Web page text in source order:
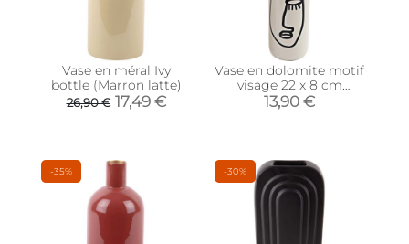
Vase en méral Ivy
bottle (Marron latte)
26,90 € 17,49 €
Vase en dolomite motif
visage 22 x 8 cm
(Modèle 1)
13,90 €
-35% -30%